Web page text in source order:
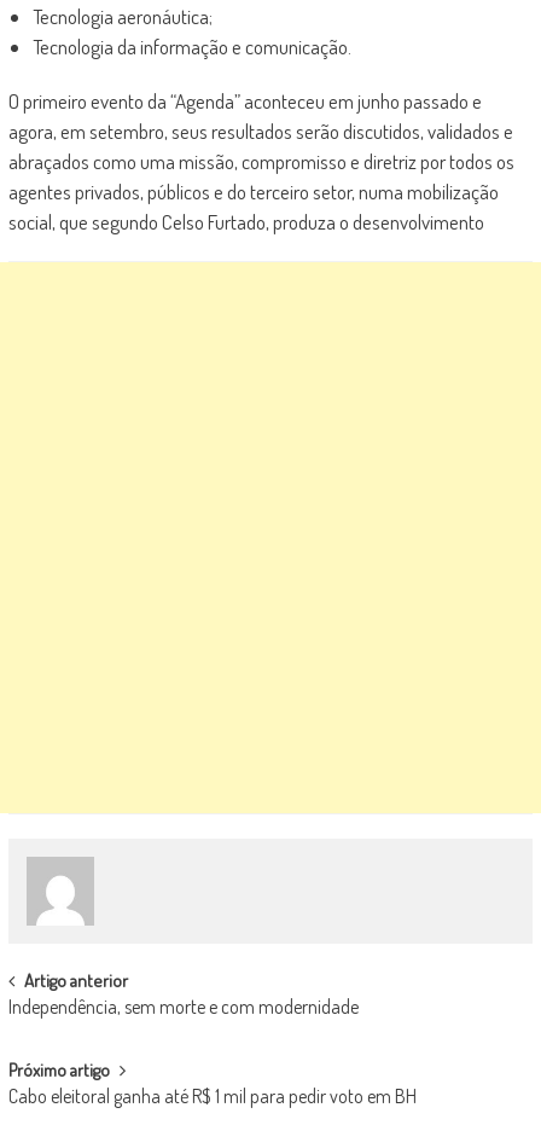
Tecnologia aeronáutica;
Tecnologia da informação e comunicação.
O primeiro evento da “Agenda” aconteceu em junho passado e
agora, em setembro, seus resultados serão discutidos, validados e
abraçados como uma missão, compromisso e diretriz por todos os
agentes privados, públicos e do terceiro setor, numa mobilização
social, que segundo Celso Furtado, produza o desenvolvimento
POST
NAVIGATION
Artigo anterior
Independência, sem morte e com modernidade
Próximo artigo
Cabo eleitoral ganha até R$ 1 mil para pedir voto em BH